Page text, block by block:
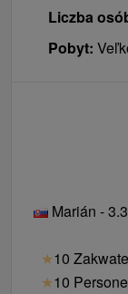
Liczba
Pobyt:
Marián -
★10
★10